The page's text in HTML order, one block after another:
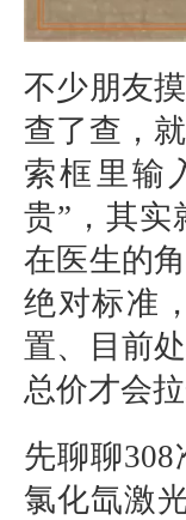
不少朋友
查了查，
索框里输
贵”，其实
在医生的
绝对标准
置、目前
总价才会拉
先聊聊
氯化氙激